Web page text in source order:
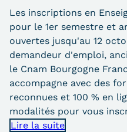
Les inscriptions en
pour le 1er semestre et
ouvertes jusqu'au 12
demandeur d'emploi,
le Cnam Bourgogne
accompagne avec des
reconnues et 100 % en
modalités pour vous
Lire la suite